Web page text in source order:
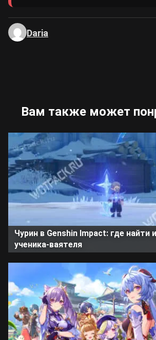
Daria
Вам также может
Чурин в Genshin Impact: где найти
ученика-ваятеля